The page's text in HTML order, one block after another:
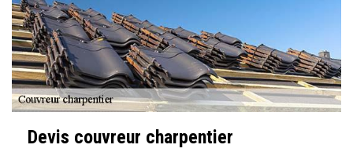
Devis couvreur charpentier